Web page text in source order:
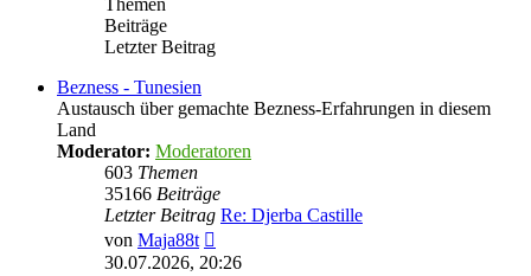
Themen
Beiträge
Letzter Beitrag
Bezness - Tunesien
Austausch über gemachte Bezness-Erfahrungen in diesem
Land
Moderator: Moderatoren
603 Themen
35166 Beiträge
Letzter Beitrag Re: Djerba Castille
von Maja88t
Beitrag
30.07.2026, 20:26